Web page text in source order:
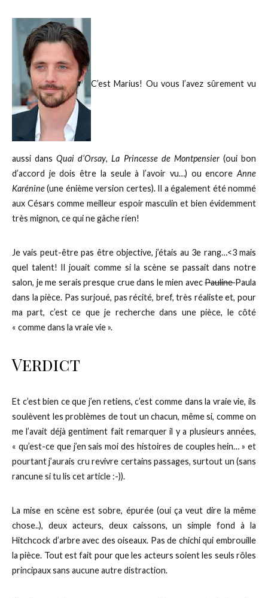
C’est Marius! Ou vous l’avez sûrement vu
aussi dansQuai d’Orsay,La Princesse de Montpensier(oui bon
d’accord je dois être la seule à l’avoir vu…) ou encore Anne
Karénine(une énième version certes). Il a également été nommé
aux Césars comme meilleur espoir masculin et bien évidemment
très mignon, ce qui ne gâche rien!
Je vais peut-être pas être objective, j’étais au 3e rang…<3 mais
quel talent! Il jouait comme si la scène se passait dans notre
salon, je me serais presque crue dans le mien avecPaulinePaula
dans la pièce. Pas surjoué, pas récité, bref, très réaliste et, pour
ma part, c’est ce que je recherche dans une pièce, le côté
« comme dans la vraie vie ».
Verdict
Et c’est bien ce que j’en retiens, c’est comme dans la vraie vie, ils
soulèvent les problèmes de tout un chacun, même si, comme on
me l’avait déjà gentiment fait remarquer il y a plusieurs années,
« qu’est-ce que j’en sais moi des histoires de couples hein… » et
pourtant j’aurais cru revivre certains passages, surtout un (sans
rancune si tu lis cet article :-)).
La mise en scène est sobre, épurée (oui ça veut dire la même
chose..), deux acteurs, deux caissons, un simple fond à la
Hitchcock d’arbre avec des oiseaux. Pas de chichi qui embrouille
la pièce. Tout est fait pour que les acteurs soient les seuls rôles
principaux sans aucune autre distraction.